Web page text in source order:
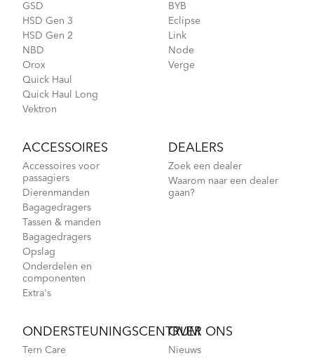
GSD
HSD Gen 3
HSD Gen 2
NBD
Orox
Quick Haul
Quick Haul Long
Vektron
BYB
Eclipse
Link
Node
Verge
ACCESSOIRES
Accessoires voor
passagiers
Dierenmanden
Bagagedragers
Tassen & manden
Bagagedragers
Opslag
Onderdelen en
componenten
Extra's
DEALERS
Zoek een dealer
Waarom naar een dealer
gaan?
ONDERSTEUNINGSCENTRUM
Tern Care
OVER ONS
Nieuws